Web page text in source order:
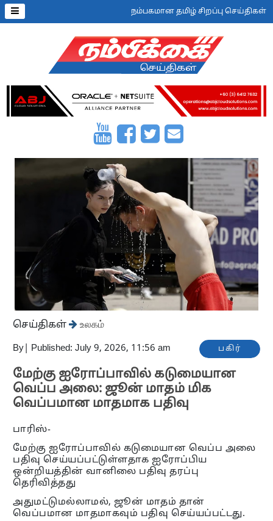
நம்பகமான தமிழ் சிறப்பு செய்திகள்
செய்திகள் உலகம்
By Published: July 9, 2026, 11:56 am பகிர்
மேற்கு ஐரோப்பாவில் கடுமையான
வெப்ப அலை: ஜூன் மாதம் மிக
வெப்பமான மாதமாக பதிவு
பாரிஸ்-
மேற்கு ஐரோப்பாவில் கடுமையான வெப்ப அலை
பதிவு செய்யப்பட்டுள்ளதாக ஐரோப்பிய
ஒன்றியத்தின் வானிலை பதிவு தரப்பு
தெரிவித்தது
அதுமட்டுமல்லாமல், ஜூன் மாதம் தான்
வெப்பமான மாதமாகவும் பதிவு செய்யப்பட்டது.